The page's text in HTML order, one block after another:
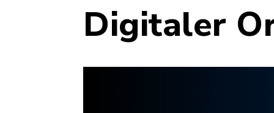
Digitaler